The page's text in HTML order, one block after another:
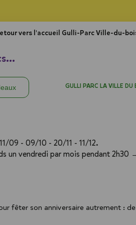
vers l'accueil Gulli-Parc Ville-du-
GULLI PARC LA VILLE DU
09 - 09/10 - 20/11 - 11/12.
un vendredi par mois pendant
fêter son anniversaire autrement :